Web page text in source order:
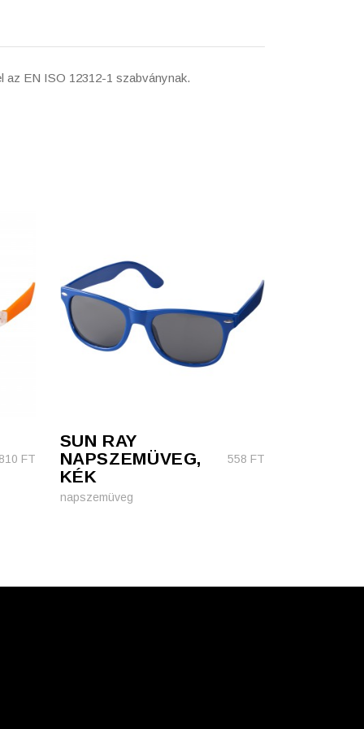
az EN ISO 12312-1 szabványnak.
FT
SUN RAY
NAPSZEMÜVEG,
KÉK
558 FT
napszemüveg